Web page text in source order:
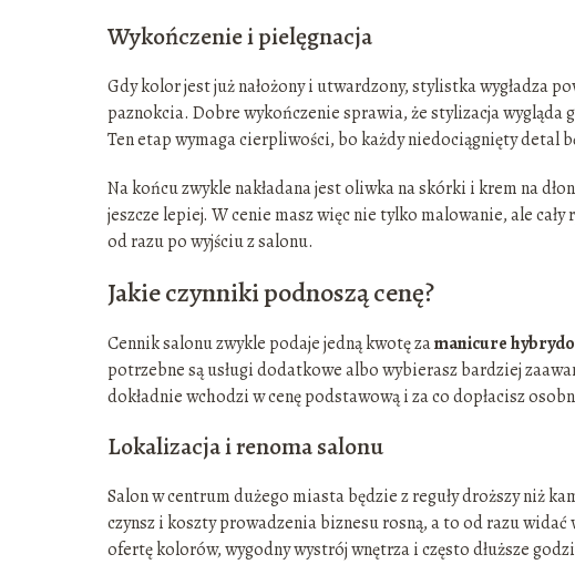
Wykończenie i pielęgnacja
Gdy kolor jest już nałożony i utwardzony, stylistka wygładza
paznokcia. Dobre wykończenie sprawia, że stylizacja wygląda
Ten etap wymaga cierpliwości, bo każdy niedociągnięty detal
Na końcu zwykle nakładana jest oliwka na skórki i krem na
jeszcze lepiej. W cenie masz więc nie tylko malowanie, ale
od razu po wyjściu z salonu.
Jakie czynniki podnoszą cenę?
Cennik salonu zwykle podaje jedną kwotę zamanicure
potrzebne są usługi dodatkowe albo wybierasz bardziej
dokładnie wchodzi w cenę podstawową i za co dopłacisz
Lokalizacja i renoma salonu
Salon w centrum dużego miasta będzie z reguły droższy niż
czynsz i koszty prowadzenia biznesu rosną, a to od razu
ofertę kolorów, wygodny wystrój wnętrza i często dłuższe